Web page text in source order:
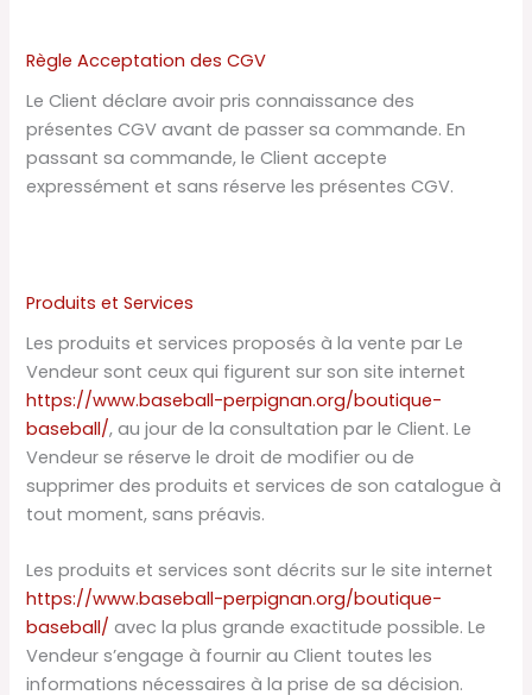
Règle Acceptation des CGV
Le Client déclare avoir pris connaissance des
présentes CGV avant de passer sa commande. En
passant sa commande, le Client accepte
expressément et sans réserve les présentes CGV.
Produits et Services
Les produits et services proposés à la vente par Le
Vendeur sont ceux qui figurent sur son site internet
https://www.baseball-perpignan.org/boutique-
baseball/, au jour de la consultation par le Client. Le
Vendeur se réserve le droit de modifier ou de
supprimer des produits et services de son catalogue à
tout moment, sans préavis.
Les produits et services sont décrits sur le site internet
https://www.baseball-perpignan.org/boutique-
baseball/ avec la plus grande exactitude possible. Le
Vendeur s’engage à fournir au Client toutes les
informations nécessaires à la prise de sa décision.